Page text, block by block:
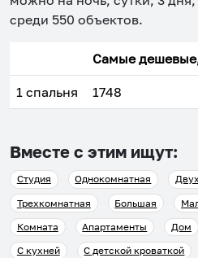
среди 550 объектов.
Самые
1 спальня 1748
Вместе с этим ищут:
Студия Однокомнатная
Трехкомнатная
Большая
Комната
Апартаменты Дом
С кухней
С детской кроваткой